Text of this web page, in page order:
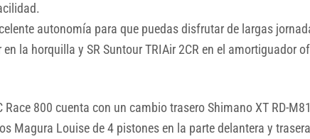
autonomía para que puedas disfrutar de largas
la horquilla y SR Suntour TRIAir 2CR en el amortiguador
800 cuenta con un cambio trasero Shimano XT RD-
Magura Louise de 4 pistones en la parte delantera y